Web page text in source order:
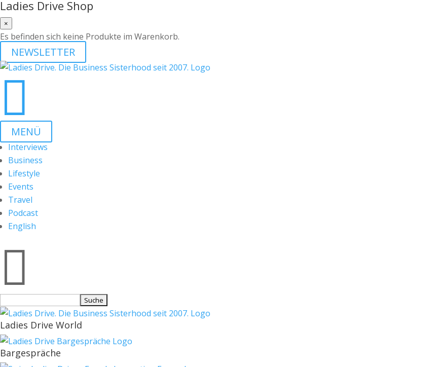
Ladies Drive Shop
×
Es befinden sich keine Produkte im Warenkorb.
NEWSLETTER

MENÜ
Interviews
Business
Lifestyle
Events
Travel
Podcast
English

nach:
Ladies Drive World
Bargespräche